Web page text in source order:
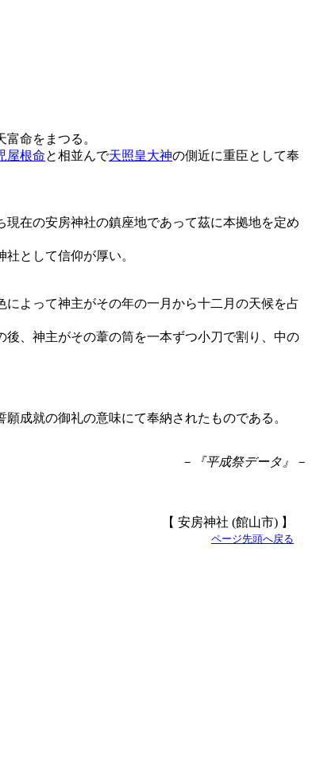
命をまつる。
屋根命と相並んで天照皇大神の側近に重臣として奉
在の安房神社の鎮座地であって茲に本拠地を定め
として信仰が厚い。
よって神主がその年の一月から十二月の天候を占
、神主がその葦の筒を一本ずつ小刀で割り、中の
成就の御礼の意味にて奉納されたものである。
－『平成祭データ』－
【 安房神社 (館山市) 】
ページ先頭へ戻る